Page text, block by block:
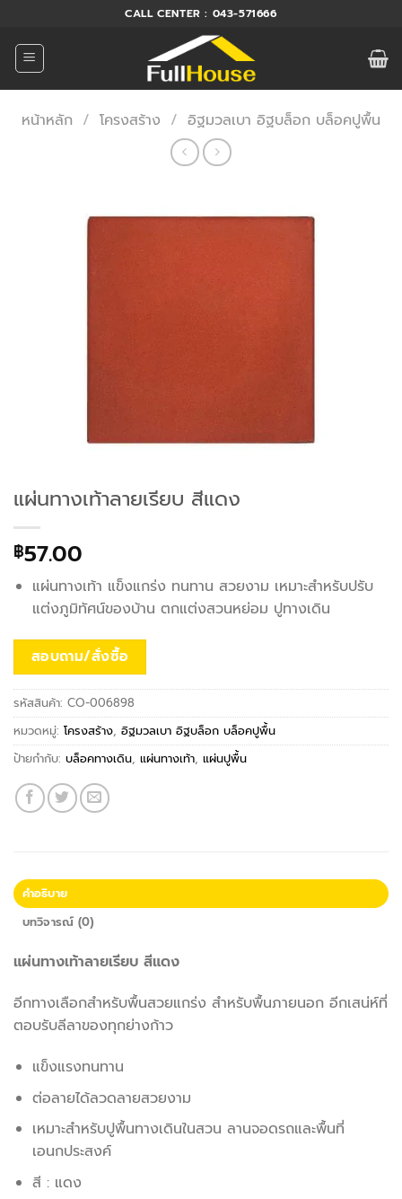
ยัง
เนื้อหา
CALL CENTER : 043-571666
หน้าหลัก / โครงสร้าง / อิฐมวลเบา อิฐบล็อก บล็อคปูพื้น
แผ่นทางเท้าลายเรียบ สีแดง
฿57.00
แผ่นทางเท้า แข็งแกร่ง ทนทาน สวยงาม เหมาะสำหรับปรับ
แต่งภูมิทัศน์ของบ้าน ตกแต่งสวนหย่อม ปูทางเดิน
สอบถาม/สั่งซื้อ
รหัสสินค้า: CO-006898
หมวดหมู่: โครงสร้าง, อิฐมวลเบา อิฐบล็อก บล็อคปูพื้น
ป้ายกำกับ: บล็อคทางเดิน, แผ่นทางเท้า, แผ่นปูพื้น
คำอธิบาย
บทวิจารณ์ (0)
แผ่นทางเท้าลายเรียบ สีแดง
อีกทางเลือกสำหรับพื้นสวยแกร่ง สำหรับพื้นภายนอก อีกเสน่ห์ที่
ตอบรับลีลาของทุกย่างก้าว
แข็งแรงทนทาน
ต่อลายได้ลวดลายสวยงาม
เหมาะสำหรับปูพื้นทางเดินในสวน ลานจอดรถและพื้นที่
เอนกประสงค์
สี : แดง